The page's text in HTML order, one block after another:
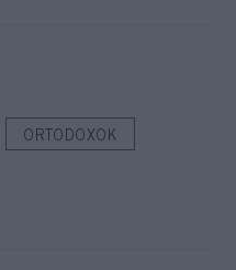
ORTODOXOK